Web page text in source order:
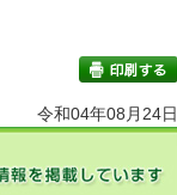
印刷する
令和04年08月24日